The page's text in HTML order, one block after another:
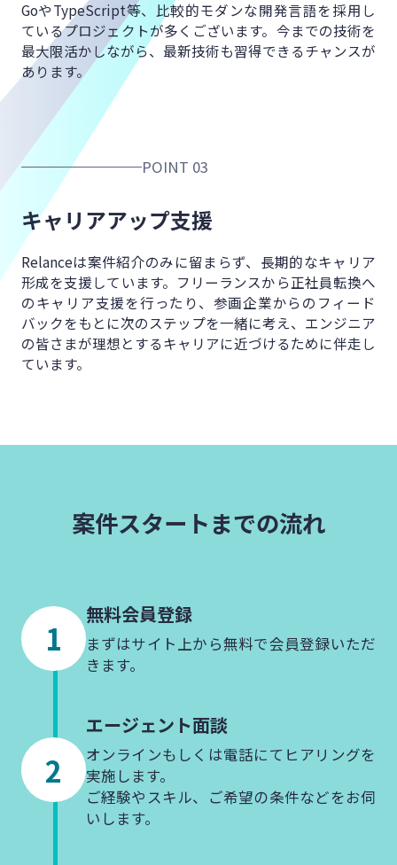
GoやTypeScript等、比較的モダンな開発言語を採用し
ているプロジェクトが多くございます。 今までの技術を
最大限活かしながら、 最新技術も習得できるチャンスが
あります。
POINT 03
キャリアアップ支援
Relanceは案件紹介のみに留まらず、 長期的なキャリア
形成を支援しています。 フリーランスから正社員転換へ
のキャリア支援を行ったり、 参画企業からのフィード
バックをもとに次のステップを一緒に考え、 エンジニア
の皆さまが理想とするキャリアに近づけるために伴走し
ています。
案件スタートまでの流れ
無料会員登録
まずはサイト上から無料で会員登録いただ
きます。
エージェント面談
オンラインもしくは電話にてヒアリングを
実施します。
ご経験やスキル、ご希望の条件などをお伺
いします。